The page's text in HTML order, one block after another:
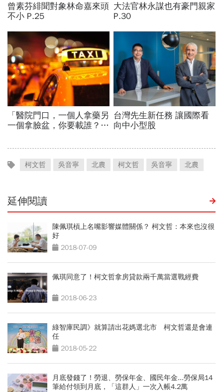
柯文哲 吳音寧 北農 柯文哲 吳音寧 北農
延伸閱讀
陳佩琪槓上名嘴影響媒體關係？ 柯文哲：本來也沒很
好
2018-07-09
佩琪同意了！柯文哲拿房貸款兩千萬當選戰經費
2018-06-23
綠智庫民調》就算請出花媽選北市 柯文哲還是會連
任
2018-05-22
月底發錢了！勞退、勞保年金、國民年金...勞保局14
筆給付領到月底，「這群人」一次入帳4.2萬